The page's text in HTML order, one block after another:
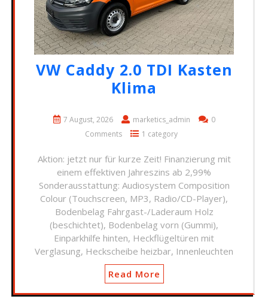
VW Caddy 2.0 TDI Kasten
Klima
7 August, 2026 marketics_admin
0
Comments
1 category
Aktion: jetzt nur für kurze Zeit! Finanzierung mit
einem effektiven Jahreszins ab 2,99%
Sonderausstattung: Audiosystem Composition
Colour (Touchscreen, MP3, Radio/CD-Player),
Bodenbelag Fahrgast-/Laderaum Holz
(beschichtet), Bodenbelag vorn (Gummi),
Einparkhilfe hinten, Heckflügeltüren mit
Verglasung, Heckscheibe heizbar, Innenleuchten
Read More